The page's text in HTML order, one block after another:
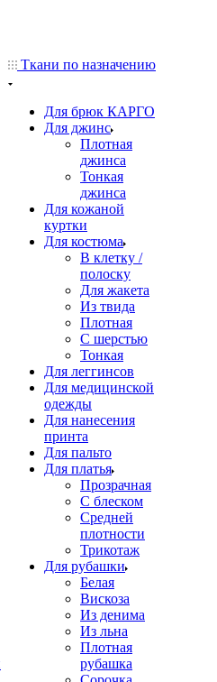
Ткани по назначению
Для брюк КАРГО
Для джинс
Плотная
джинса
Тонкая
джинса
Для кожаной
куртки
Для костюма
В клетку /
полоску
Для жакета
Из твида
Плотная
С шерстью
Тонкая
Для леггинсов
Для медицинской
одежды
Для нанесения
принта
Для пальто
Для платья
Прозрачная
С блеском
Средней
плотности
Трикотаж
Для рубашки
Белая
Вискоза
Из денима
Из льна
Плотная
рубашка